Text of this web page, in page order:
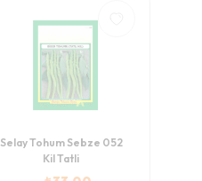
Selay Tohum Sebze 052
Kil Tatli